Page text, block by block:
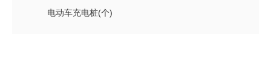
电动车充电桩(个)